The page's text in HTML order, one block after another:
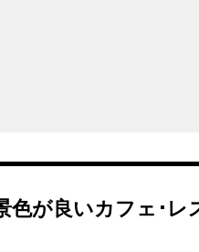
色が良いカフェ･レ